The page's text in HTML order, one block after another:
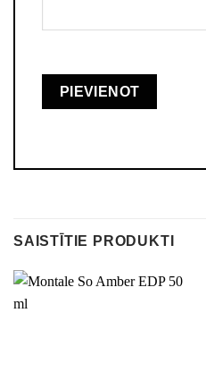
SAISTĪTIE PRODUKTI